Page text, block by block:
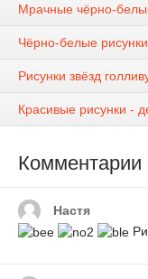
Мрачные чёрно-
Чёрно-белые
Рисунки звёзд
Красивые рисунки -
Комментарии
Настя